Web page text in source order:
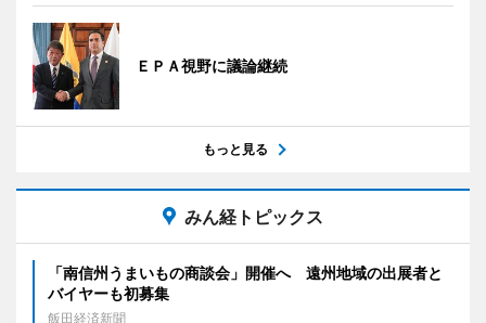
ＥＰＡ視野に議論継続
もっと見る
みん経トピックス
「南信州うまいもの商談会」開催へ 遠州地域の出展者と
バイヤーも初募集
飯田経済新聞